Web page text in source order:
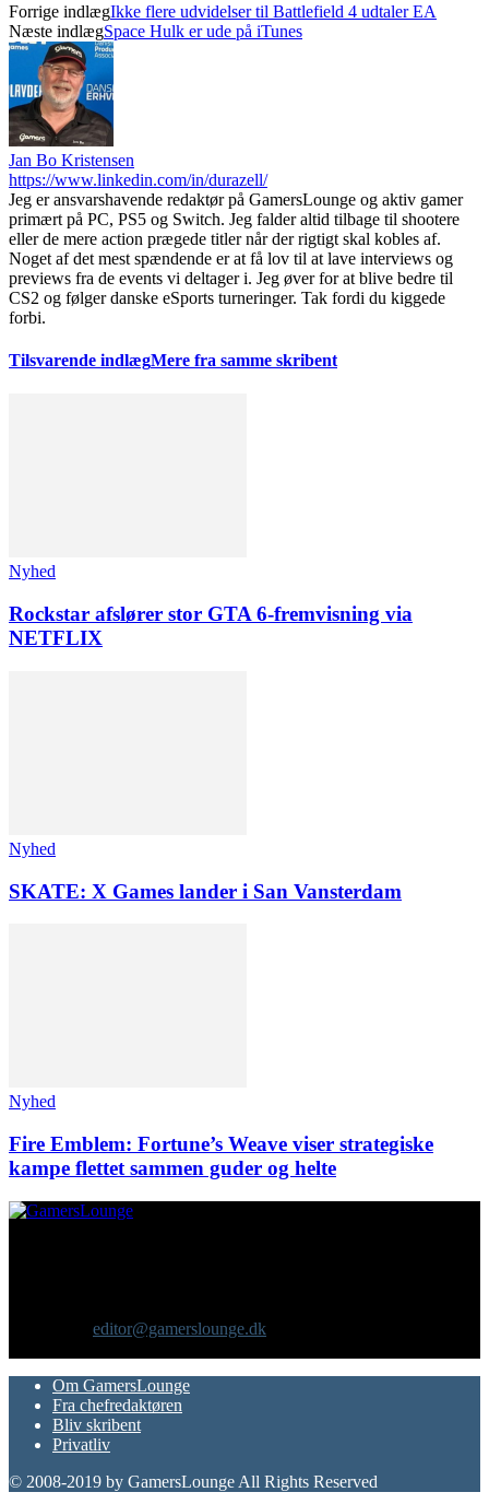
Forrige indlægIkke flere udvidelser til Battlefield 4 udtaler EA
Næste indlægSpace Hulk er ude på iTunes
Jan Bo Kristensen
https://www.linkedin.com/in/durazell/
Jeg er ansvarshavende redaktør på GamersLounge og aktiv gamer
primært på PC, PS5 og Switch. Jeg falder altid tilbage til shootere
eller de mere action prægede titler når der rigtigt skal kobles af.
Noget af det mest spændende er at få lov til at lave interviews og
previews fra de events vi deltager i. Jeg øver for at blive bedre til
CS2 og følger danske eSports turneringer. Tak fordi du kiggede
forbi.
Tilsvarende indlægMere fra samme skribent
Nyhed
Rockstar afslører stor GTA 6-fremvisning via
NETFLIX
Nyhed
SKATE: X Games lander i San Vansterdam
Nyhed
Fire Emblem: Fortune’s Weave viser strategiske
kampe flettet sammen guder og helte
editor@gamerslounge.dk
Om GamersLounge
Fra chefredaktøren
Bliv skribent
Privatliv
© 2008-2019 by GamersLounge All Rights Reserved